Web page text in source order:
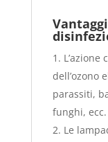
L’azione
dell’ozono
parassiti,
funghi, ecc.
Le